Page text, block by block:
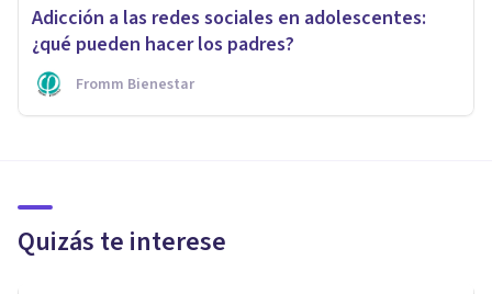
Adicción a las redes sociales en adolescentes:
¿qué pueden hacer los padres?
Fromm Bienestar
Quizás te interese